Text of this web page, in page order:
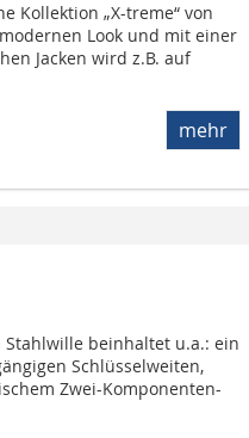
Kollektion „X-treme“ von
Look und mit einer
Jacken wird z.B. auf
mehr
Stahlwille beinhaltet u.a.: ein
Schlüsselweiten,
Zwei-Komponenten-